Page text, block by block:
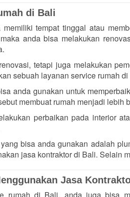
di Bali
memiliki tempat tinggal atau
anda bisa melakukan
tetapi juga melakukan
sebuah layanan service rumah
anda gunakan untuk
membuat rumah menjadi lebih
perbaikan pada interior
bisa anda gunakan adalah
jasa kontraktor di Bali. Selain
Jasa